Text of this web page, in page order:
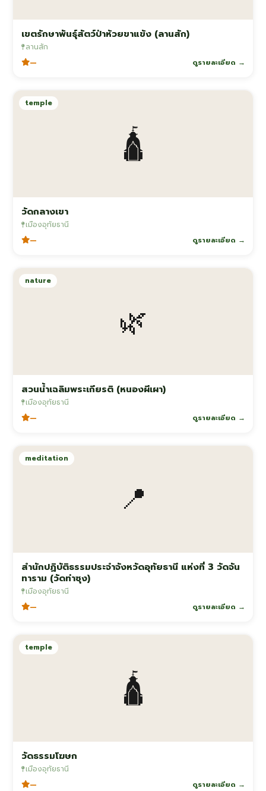
เขตรักษาพันธุ์สัตว์ป่าห้วยขาแข้ง (ลานสัก)
ลานสัก
— ดูรายละเอียด →
🛕
temple
วัดกลางเขา
เมืองอุทัยธานี
— ดูรายละเอียด →
🌿
nature
สวนน้ำเฉลิมพระเกียรติ (หนองผีเผา)
เมืองอุทัยธานี
— ดูรายละเอียด →
📍
meditation
สำนักปฏิบัติธรรมประจำจังหวัดอุทัยธานี แห่งที่ 3 วัดจัน
ทาราม (วัดท่าซุง)
เมืองอุทัยธานี
— ดูรายละเอียด →
🛕
temple
วัดธรรมโฆษก
เมืองอุทัยธานี
— ดูรายละเอียด →